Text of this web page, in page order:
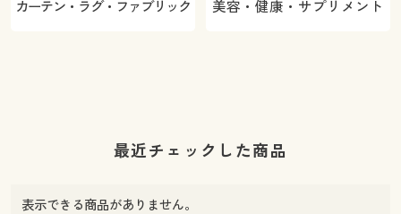
カーテン・ラグ・ファブリック 美容・健康・サプリメント
最近チェックした商品
表示できる商品がありません。